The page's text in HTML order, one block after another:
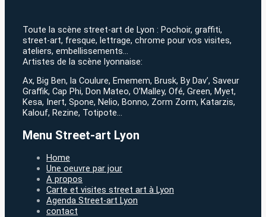
Toute la scène street-art de Lyon : Pochoir, graffiti,
street-art, fresque, lettrage, chrome pour vos visites,
ateliers, embellissements…
Artistes de la scène lyonnaise:
Ax, Big Ben, la Coulure, Ememem, Brusk, By Dav’, Saveur
Graffik, Cap Phi, Don Mateo, O’Malley, Ofé, Green, Myet,
Kesa, Inert, Spone, Nelio, Bonno, Zorm Zorm, Katarzis,
Kalouf, Rezine, Totipote…
Menu Street-art Lyon
Home
Une oeuvre par jour
A propos
Carte et visites street art à Lyon
Agenda Street-art Lyon
contact